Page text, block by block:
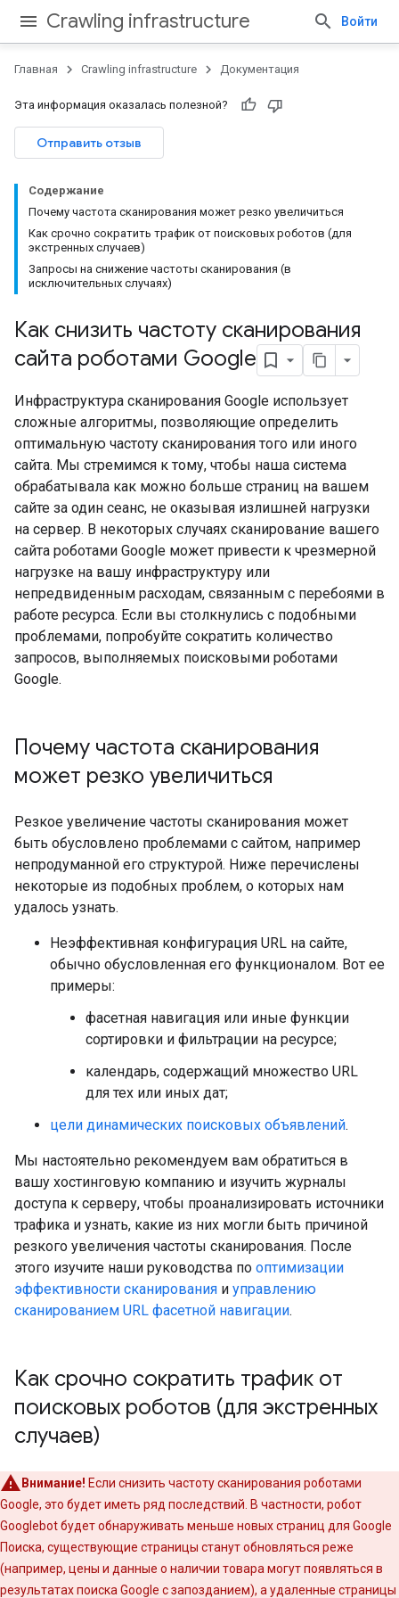
Crawling infrastructure Войти
Главная Crawling infrastructure Документация
Эта информация оказалась полезной?
Отправить отзыв
Содержание
Почему частота сканирования может резко увеличиться
Как срочно сократить трафик от поисковых роботов (для
экстренных случаев)
Запросы на снижение частоты сканирования (в
исключительных случаях)
Как снизить частоту сканирования
сайта роботами Google
Инфраструктура сканирования Google использует
сложные алгоритмы, позволяющие определить
оптимальную частоту сканирования того или иного
сайта. Мы стремимся к тому, чтобы наша система
обрабатывала как можно больше страниц на вашем
сайте за один сеанс, не оказывая излишней нагрузки
на сервер. В некоторых случаях сканирование вашего
сайта роботами Google может привести к чрезмерной
нагрузке на вашу инфраструктуру или
непредвиденным расходам, связанным с перебоями в
работе ресурса. Если вы столкнулись с подобными
проблемами, попробуйте сократить количество
запросов, выполняемых поисковыми роботами
Google.
Почему частота сканирования
может резко увеличиться
Резкое увеличение частоты сканирования может
быть обусловлено проблемами с сайтом, например
непродуманной его структурой. Ниже перечислены
некоторые из подобных проблем, о которых нам
удалось узнать.
Неэффективная конфигурация URL на сайте,
обычно обусловленная его функционалом. Вот ее
примеры:
фасетная навигация или иные функции
сортировки и фильтрации на ресурсе;
календарь, содержащий множество URL
для тех или иных дат;
цели динамических поисковых объявлений.
Мы настоятельно рекомендуем вам обратиться в
вашу хостинговую компанию и изучить журналы
доступа к серверу, чтобы проанализировать источники
трафика и узнать, какие из них могли быть причиной
резкого увеличения частоты сканирования. После
этого изучите наши руководства по оптимизации
эффективности сканирования и управлению
сканированием URL фасетной навигации.
Как срочно сократить трафик от
поисковых роботов (для экстренных
случаев)
Внимание! Если снизить частоту сканирования роботами
Google, это будет иметь ряд последствий. В частности, робот
Googlebot будет обнаруживать меньше новых страниц для Google
Поиска, существующие страницы станут обновляться реже
(например, цены и данные о наличии товара могут появляться в
результатах поиска Google с запозданием), а удаленные страницы